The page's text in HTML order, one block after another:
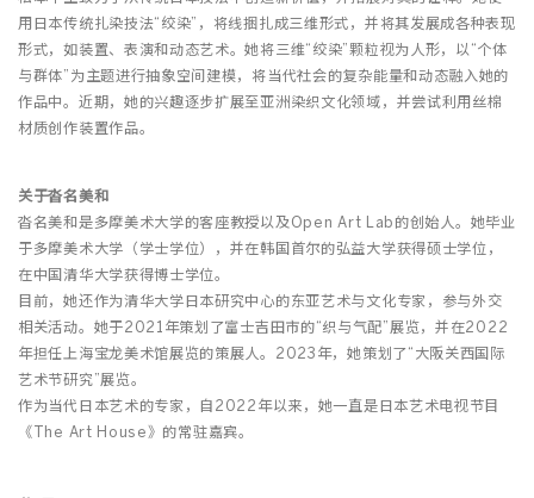
用日本传统扎染技法“绞染”，将线捆扎成三维形式，并将其发展成各种表现
形式，如装置、表演和动态艺术。她将三维“绞染”颗粒视为人形，以“个体
与群体”为主题进行抽象空间建模，将当代社会的复杂能量和动态融入她的
作品中。近期，她的兴趣逐步扩展至亚洲染织文化领域，并尝试利用丝棉
材质创作装置作品。
关于沓名美和
沓名美和是多摩美术大学的客座教授以及Open Art Lab的创始人。她毕业
于多摩美术大学（学士学位），并在韩国首尔的弘益大学获得硕士学位，
在中国清华大学获得博士学位。
目前，她还作为清华大学日本研究中心的东亚艺术与文化专家，参与外交
相关活动。她于2021年策划了富士吉田市的“织与气配”展览，并在2022
年担任上海宝龙美术馆展览的策展人。2023年，她策划了“大阪关西国际
艺术节研究”展览。
作为当代日本艺术的专家，自2022年以来，她一直是日本艺术电视节目
《The Art House》的常驻嘉宾。